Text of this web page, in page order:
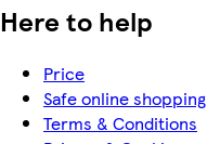
Here to help
Price
Safe online shopping
Terms & Conditions